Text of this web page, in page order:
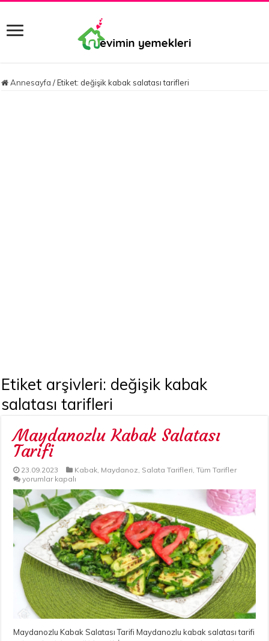
Annesayfa / Etiket: değişik kabak salatası tarifleri
Etiket arşivleri: değişik kabak
salatası tarifleri
Maydanozlu Kabak Salatası
Tarifi
23.09.2023 Kabak, Maydanoz, Salata Tarifleri,Tüm Tarifler
Maydanozlu
Kabak
Salatası
Tarifi
için
yorumlar kapalı
Maydanozlu Kabak Salatası Tarifi Maydanozlu kabak salatası tarifi